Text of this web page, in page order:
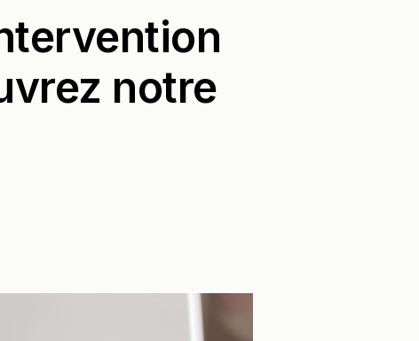
notre